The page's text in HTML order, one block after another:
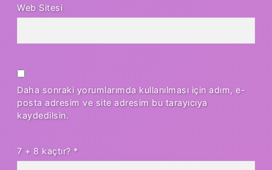
Web Sitesi
Daha sonraki yorumlarımda kullanılması için adım, e-
posta adresim ve site adresim bu tarayıcıya
kaydedilsin.
7 + 8 kaçtır? *